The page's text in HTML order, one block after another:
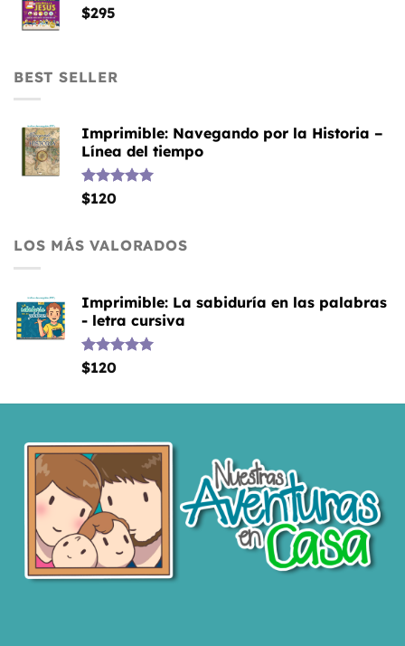
$295
BEST SELLER
Imprimible: Navegando por la Historia –
Línea del tiempo
Valorado
$120
LOS MÁS VALORADOS
Imprimible: La sabiduría en las palabras
- letra cursiva
Valorado
$120